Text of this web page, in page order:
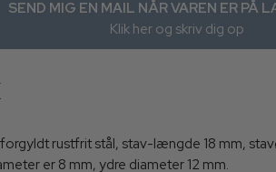
SEND MIG EN MAIL NÅR VAREN ER PÅ
Klik her og skriv dig op
rustfrit stål, stav-længde 18 mm,
er 8 mm, ydre diameter 12 mm.